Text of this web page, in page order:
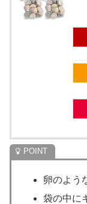
卵のよう
袋の中に